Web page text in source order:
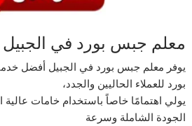
معلم جبس بورد في الجبيل
يوفر معلم جبس بورد في الجبيل أفضل
بورد للعملاء الحاليين والجدد،
يولي اهتمامًا خاصاً باستخدام خامات
الجودة الشاملة وسرعة